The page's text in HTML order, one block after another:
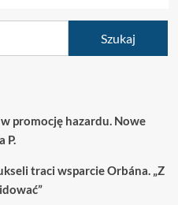
promocję hazardu. Nowe
P.
traci wsparcie Orbána. „Z